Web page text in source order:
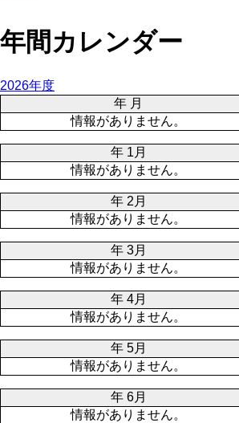
年間カレンダー
2026年度
年 月
情報がありません。
年 1月
情報がありません。
年 2月
情報がありません。
年 3月
情報がありません。
年 4月
情報がありません。
年 5月
情報がありません。
年 6月
情報がありません。